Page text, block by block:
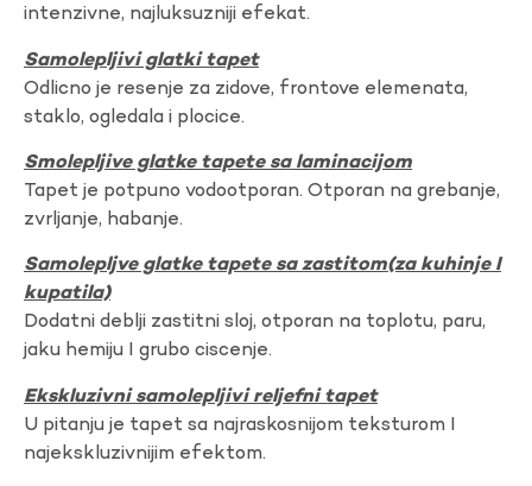
intenzivne, najluksuzniji efekat.
Samolepljivi glatki tapet
Odlicno je resenje za zidove, frontove elemenata,
staklo, ogledala i plocice.
Smolepljive glatke tapete sa laminacijom
Tapet je potpuno vodootporan. Otporan na grebanje,
zvrljanje, habanje.
Samolepljve glatke tapete sa zastitom(za kuhinje I
kupatila)
Dodatni deblji zastitni sloj, otporan na toplotu, paru,
jaku hemiju I grubo ciscenje.
Ekskluzivni samolepljivi reljefni tapet
U pitanju je tapet sa najraskosnijom teksturom I
najekskluzivnijim efektom.